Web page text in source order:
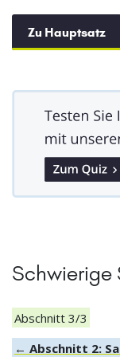
Zu Hauptsatz
Schwierige
Abschnitt 3/3
← Abschnitt 2: